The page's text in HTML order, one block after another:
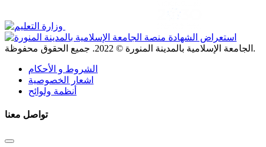
الجامعة الإسلامية بالمدينة المنورة © 2022 . جميع الحقوق محفوظة.
الشروط و الأحكام
اشعار الخصوصية
أنظمة ولوائح
تواصل معنا